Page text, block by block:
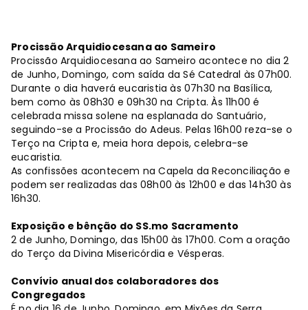
Procissão Arquidiocesana ao Sameiro
Procissão Arquidiocesana ao Sameiro acontece no dia 2
de Junho, Domingo, com saída da Sé Catedral às 07h00.
Durante o dia haverá eucaristia às 07h30 na Basílica,
bem como às 08h30 e 09h30 na Cripta. Às 11h00 é
celebrada missa solene na esplanada do Santuário,
seguindo-se a Procissão do Adeus. Pelas 16h00 reza-se o
Terço na Cripta e, meia hora depois, celebra-se
eucaristia.
As confissões acontecem na Capela da Reconciliação e
podem ser realizadas das 08h00 às 12h00 e das 14h30 às
16h30.
Exposição e bênção do SS.mo Sacramento
2 de Junho, Domingo, das 15h00 às 17h00. Com a oração
do Terço da Divina Misericórdia e Vésperas.
Convívio anual dos colaboradores dos
Congregados